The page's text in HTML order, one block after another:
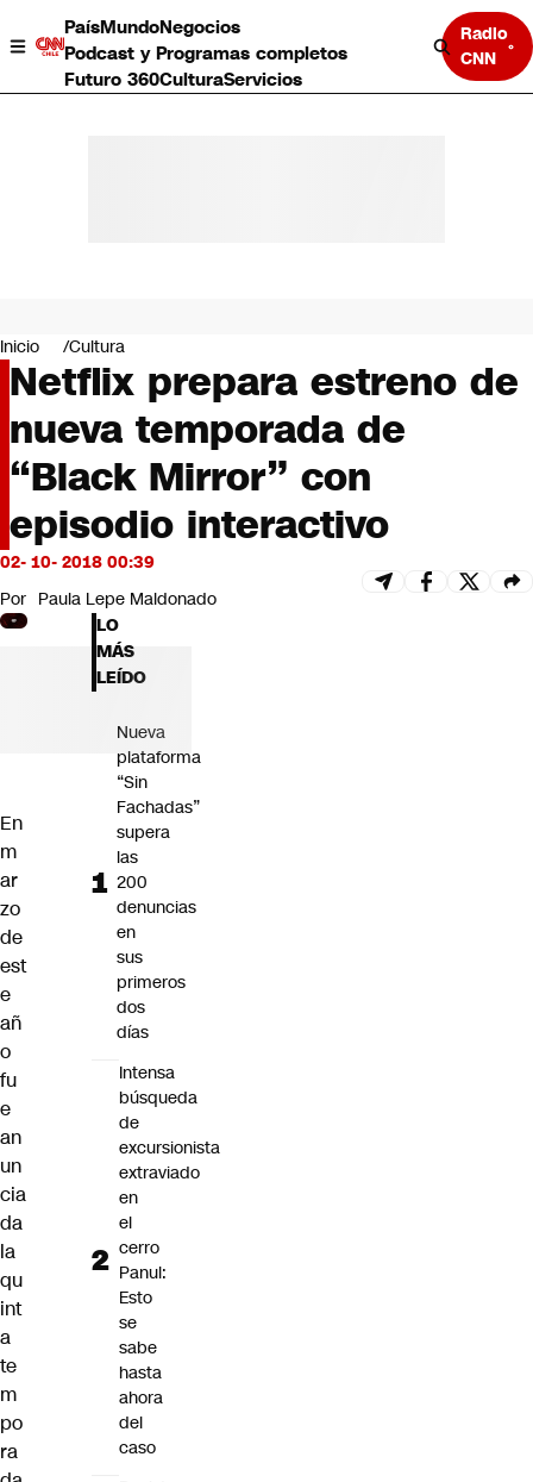
PaísMundoNegocios
Podcast y Programas completos
Futuro 360CulturaServicios
Radio
CNN
Negocios
Deportes
Programas completos
Cultura
Servicios
Bits
CNN tiempo
Futuro 360
Inicio Cultura
Netflix prepara estreno de
nueva temporada de
“Black Mirror” con
episodio interactivo
02- 10- 2018 00:39
Por Paula Lepe Maldonado
En
m
ar
zo
de
est
e
añ
o
fu
e
an
un
cia
da
la
qu
int
a
te
m
po
ra
LO
MÁS
LEÍDO
Nueva
plataforma
“Sin
Fachadas”
supera
las
200
denuncias
en
sus
primeros
dos
días
Intensa
búsqueda
de
excursionista
extraviado
en
el
cerro
Panul:
Esto
se
sabe
hasta
ahora
del
caso